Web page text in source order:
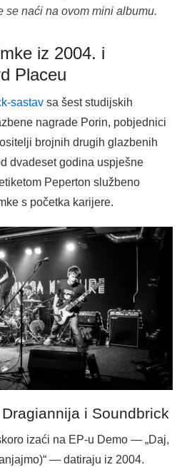
se naći na ovom mini albumu.
iz 2004. i
Placeu
sastav sa šest studijskih
nagrade Porin, pobjednici
brojnih drugih glazbenih
dvadeset godina uspješne
Peperton službeno
s početka karijere.
i Soundbrick
izaći na EP-u Demo — „Daj,
— datiraju iz 2004.